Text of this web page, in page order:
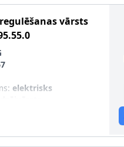
vārsts
: elektrisks